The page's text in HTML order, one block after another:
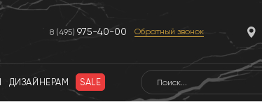
8 (495) 975-40-00 Обратный звонок
ДИЗАЙНЕРАМ SALE